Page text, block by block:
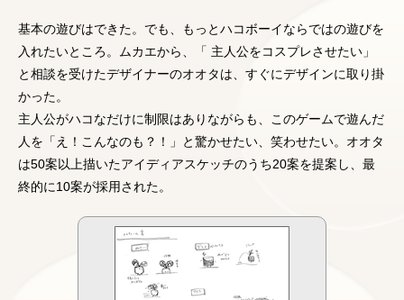
基本の遊びはできた。でも、もっとハコボーイならではの遊びを
入れたいところ。ムカエから、「 主人公をコスプレさせたい」
と相談を受けたデザイナーのオオタは、すぐにデザインに取り掛
かった。
主人公がハコなだけに制限はありながらも、このゲームで遊んだ
人を「え！こんなのも？！」と驚かせたい、笑わせたい。オオタ
は50案以上描いたアイディアスケッチのうち20案を提案し、最
終的に10案が採用された。